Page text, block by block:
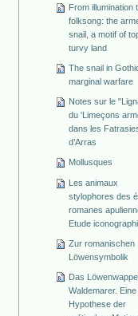
From illumination
folksong: the
snail, a motif of
turvy land
The snail in
marginal warfare
Notes sur le
du 'Limeçons
dans les
d’Arras
Mollusques
Les animaux
stylophores des
romanes
Etude
Zur romanischen
Löwensymbolik
Das
Waldemarer. Eine
Hypothese der